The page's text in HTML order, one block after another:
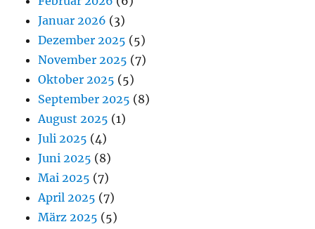
Januar 2026 (3)
Dezember 2025 (5)
November 2025 (7)
Oktober 2025 (5)
September 2025 (8)
August 2025 (1)
Juli 2025 (4)
Juni 2025 (8)
Mai 2025 (7)
April 2025 (7)
März 2025 (5)